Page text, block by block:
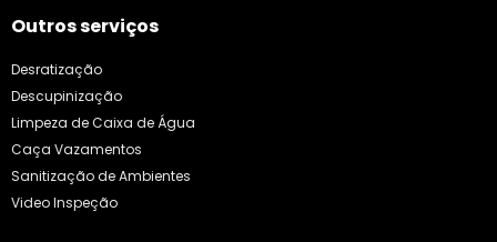
Outros serviços
Desratização
Descupinização
Limpeza de Caixa de Água
Caça Vazamentos
Sanitização de Ambientes
Video Inspeção